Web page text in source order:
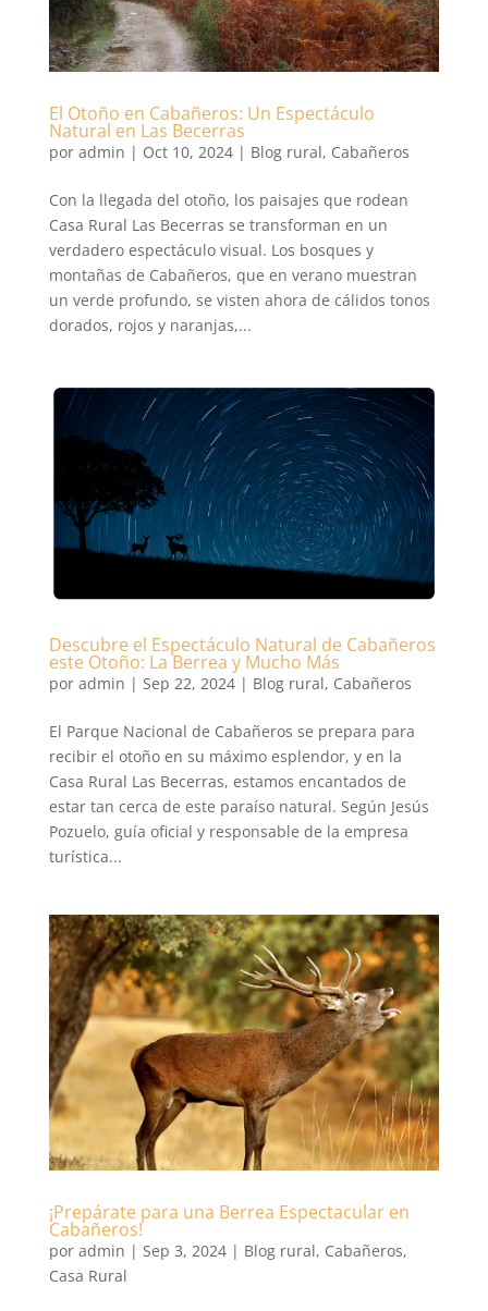
El Otoño en Cabañeros: Un Espectáculo
Natural en Las Becerras
por admin | Oct 10, 2024| Blog rural, Cabañeros
Con la llegada del otoño, los paisajes que rodean
Casa Rural Las Becerras se transforman en un
verdadero espectáculo visual. Los bosques y
montañas de Cabañeros, que en verano muestran
un verde profundo, se visten ahora de cálidos tonos
dorados, rojos y naranjas,...
Descubre el Espectáculo Natural de Cabañeros
este Otoño: La Berrea y Mucho Más
por admin | Sep 22, 2024| Blog rural, Cabañeros
El Parque Nacional de Cabañeros se prepara para
recibir el otoño en su máximo esplendor, y en la
Casa Rural Las Becerras, estamos encantados de
estar tan cerca de este paraíso natural. Según Jesús
Pozuelo, guía oficial y responsable de la empresa
turística...
¡Prepárate para una Berrea Espectacular en
Cabañeros!
por admin | Sep 3, 2024| Blog rural, Cabañeros,
Casa Rural